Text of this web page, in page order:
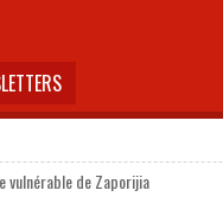
vulnérable de Zaporijia